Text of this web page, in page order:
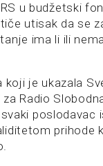
u budžetski
utisak da se
ima li ili
je ukazala
Radio
poslodavac
prihode